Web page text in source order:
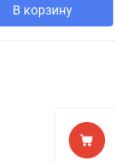
В корзину